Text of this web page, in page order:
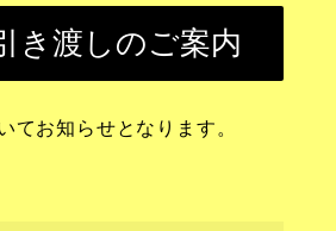
き渡しのご案内
てお知らせとなります。